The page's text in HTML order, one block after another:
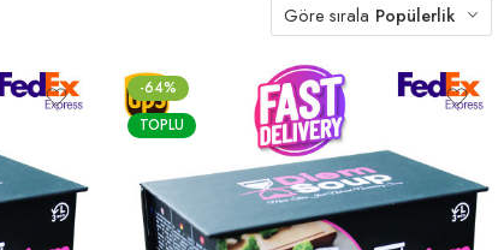
Göre sırala Popülerlik
-64%
TOPLU